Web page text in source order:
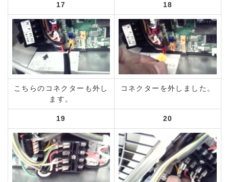
17 18
こちらのコネクターも外し
ます。
コネクターを外しました。
19 20